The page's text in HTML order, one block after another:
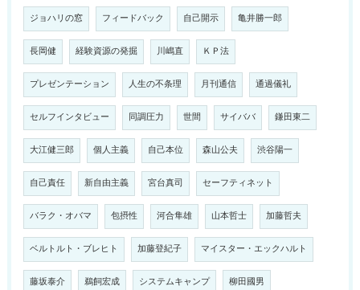
ジョハリの窓 フィードバック 自己開示 亀井勝一郎
長岡健 経験資源の発掘 川嶋直 ＫＰ法
プレゼンテーション 人生の不条理 月刊通信 通過儀礼
セルフインタビュー 同調圧力 世間 サイババ 鎌田東二
大江健三郎 個人主義 自己本位 森山公夫 渋谷陽一
自己責任 新自由主義 宮台真司 セーフティネット
バラク・オバマ 包摂性 河合隼雄 山本哲士 加藤哲夫
ベルトルト・ブレヒト 加藤登紀子 マイスター・エックハルト
藤坂泰介 鵜飼宏成 システムキャンプ 柳田國男